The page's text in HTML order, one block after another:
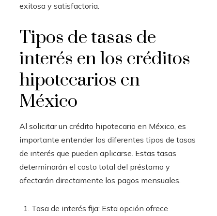
exitosa y satisfactoria.
Tipos de tasas de
interés en los créditos
hipotecarios en
México
Al solicitar un crédito hipotecario en México, es
importante entender los diferentes tipos de tasas
de interés que pueden aplicarse. Estas tasas
determinarán el costo total del préstamo y
afectarán directamente los pagos mensuales.
Tasa de interés fija: Esta opción ofrece